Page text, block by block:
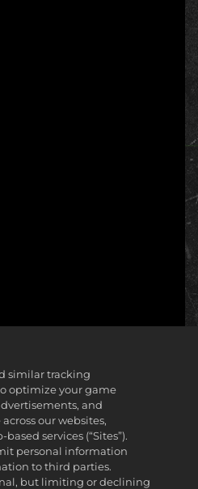
similar tracking
optimize your game
and
our websites,
services (“Sites”).
personal information
to third parties.
but limiting or declining